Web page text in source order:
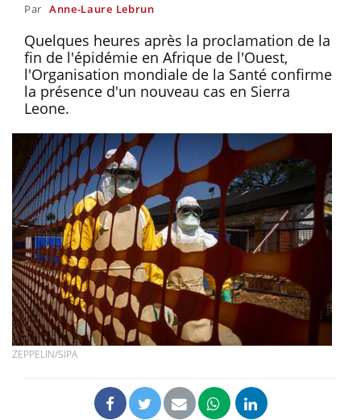
Par Anne-Laure Lebrun
Quelques heures après la proclamation de la
fin de l'épidémie en Afrique de l'Ouest,
l'Organisation mondiale de la Santé confirme
la présence d'un nouveau cas en Sierra
Leone.
ZEPPELIN/SIPA